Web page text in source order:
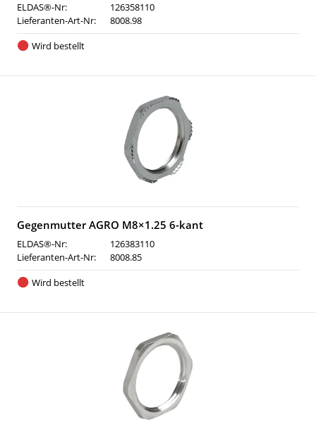
ELDAS®-Nr:
126358110
Lieferanten-Art-Nr:
8008.98
Wird bestellt
Gegenmutter AGRO M8×1.25 6-kant
ELDAS®-Nr:
126383110
Lieferanten-Art-Nr:
8008.85
Wird bestellt